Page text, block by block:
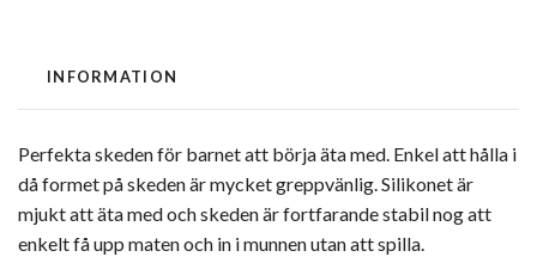
INFORMATION
Perfekta skeden för barnet att börja äta med. Enkel att hålla i
då formet på skeden är mycket greppvänlig. Silikonet är
mjukt att äta med och skeden är fortfarande stabil nog att
enkelt få upp maten och in i munnen utan att spilla.